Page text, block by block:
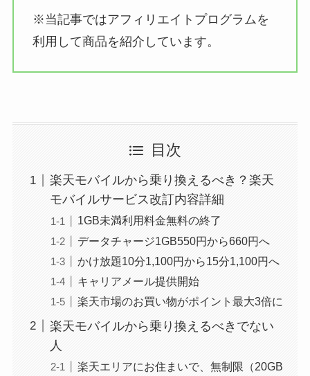
※当記事ではアフィリエイトプログラムを
利用して商品を紹介しています。
目次
楽天モバイルから乗り換えるべき？楽天
モバイルサービス改訂内容詳細
1GB未満利用料金無料の終了
データチャージ1GB550円から660円へ
かけ放題10分1,100円から15分1,100円へ
キャリアメール提供開始
楽天市場のお買い物がポイント最大3倍に
楽天モバイルから乗り換えるべきでない
人
楽天エリアにお住まいで、無制限（20GB